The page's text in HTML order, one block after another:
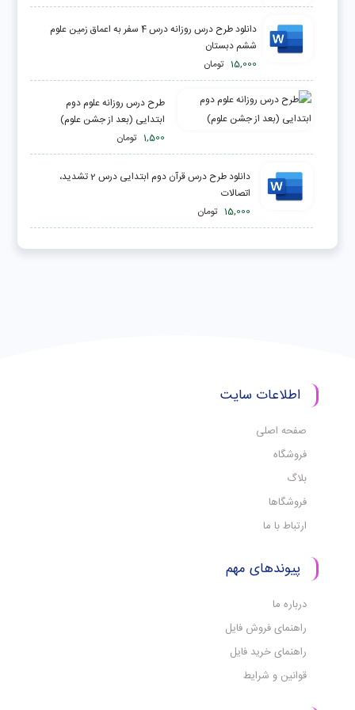
دانلود طرح درس روزانه درس 4 سفر به اعماق زمین علوم
ششم دبستان
15,000 تومان
طرح درس روزانه علوم دوم
ابتدایی (بعد از جشن علوم)
1,500 تومان
دانلود طرح درس قرآن دوم ابتدایی درس 2 تشدید،
اتصالات
15,000 تومان
اطلاعات سایت
صفحه اصلی
فروشگاه
بلاگ
فروشگاها
ارتباط با ما
پیوندهای مهم
درباره ما
راهنمای فروش فایل
راهنمای خرید فایل
قوانین و شرایط